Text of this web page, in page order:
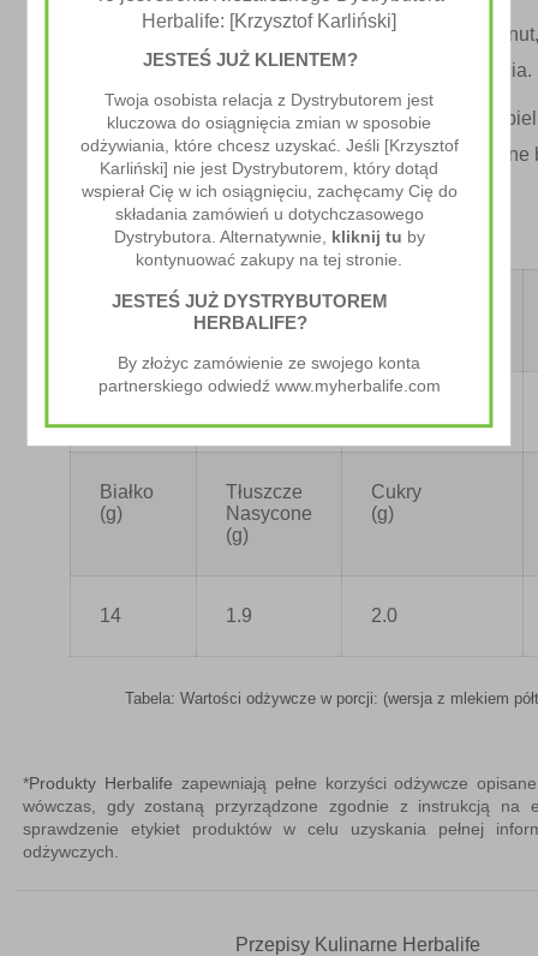
Przełóż masę do papilotek. Piecz przez 15-20
wyrosną i zarumienią się. Pozostaw do ostygnięcia.
Połam czekoladę na małe kawałki, rozpuść w
kuchence mikrofalowej. Polej czekoladą ostudzone
Poczekaj, aż polewa zastygnie. Podawaj.
Energia
Tłuszcze
(g)
Węglowodany
Białko
(g)
Tłuszcze
Nasycone
(g)
Cukry
(g)
14 1.9 2.0
Tabela: Wartości odżywcze w porcji: (wersja z mlekiem
*Produkty Herbalife zapewniają pełne korzyści odżywcze
wówczas, gdy zostaną przyrządzone zgodnie z instrukcją na
sprawdzenie etykiet produktów w celu uzyskania pełnej
odżywczych.
Przepisy Kulinarne Herbalife
Herbalife: [Krzysztof Karliński]
JESTEŚ JUŻ KLIENTEM?
Twoja osobista relacja z Dystrybutorem jest
kluczowa do osiągnięcia zmian w sposobie
odżywiania, które chcesz uzyskać. Jeśli [Krzysztof
Karliński] nie jest Dystrybutorem, który dotąd
wspierał Cię w ich osiągnięciu, zachęcamy Cię do
składania zamówień u dotychczasowego
Dystrybutora. Alternatywnie, kliknij tu by
kontynuować zakupy na tej stronie.
JESTEŚ JUŻ DYSTRYBUTOREM
HERBALIFE?
By złożyc zamówienie ze swojego konta
partnerskiego odwiedź www.myherbalife.com